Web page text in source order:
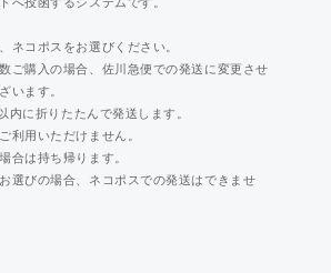
ネコポスをお選びください。
ご購入の場合、佐川急便での発送に変更させ
います。
内に折りたたんで発送します。
利用いただけません。
合は持ち帰ります。
選びの場合、ネコポスでの発送はできませ